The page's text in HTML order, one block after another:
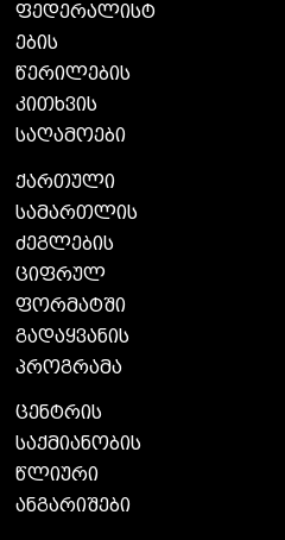
ფედერალისტ
ების
წერილების
კითხვის
საღამოები
ქართული
სამართლის
ძეგლების
ციფრულ
ფორმატში
გადაყვანის
პროგრამა
ცენტრის
საქმიანობის
წლიური
ანგარიშები